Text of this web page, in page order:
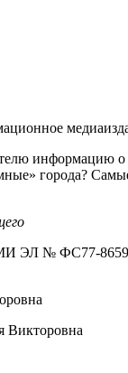
информацию о
города?
ЭЛ № ФС77-
Викторовна